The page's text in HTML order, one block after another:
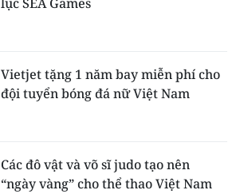
Vietjet tặng 1 năm bay miễn phí cho
đội tuyển bóng đá nữ Việt Nam
Các đô vật và võ sĩ judo tạo nên
“ngày vàng” cho thể thao Việt Nam